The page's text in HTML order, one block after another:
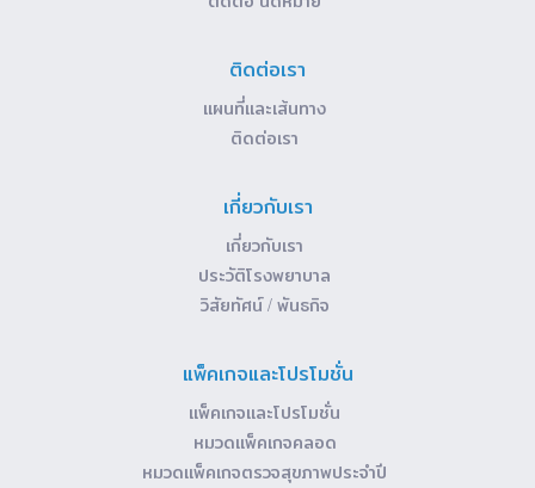
ติดต่อเรา
แผนที่และเส้นทาง
ติดต่อเรา
เกี่ยวกับเรา
เกี่ยวกับเรา
ประวัติโรงพยาบาล
วิสัยทัศน์ / พันธกิจ
แพ็คเกจและโปรโมชั่น
แพ็คเกจและโปรโมชั่น
หมวดแพ็คเกจคลอด
หมวดแพ็คเกจตรวจสุขภาพประจำปี